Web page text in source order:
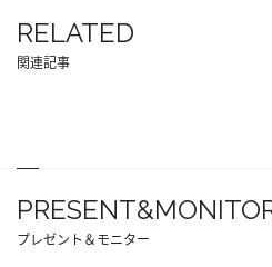
RELATED
関連記事
プレゼント＆モニター